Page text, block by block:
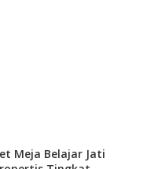
Meja Belajar Jati